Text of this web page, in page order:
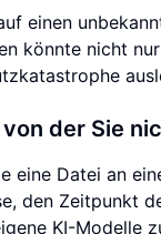
einen
könnte nicht
der Sie
eine Datei an
den Zeitpunkt
KI-Modelle